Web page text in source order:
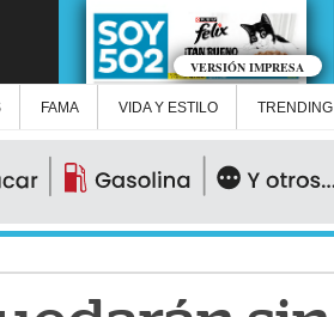
VERSIÓN IMPRESA
FAMA VIDA Y ESTILO TRENDING